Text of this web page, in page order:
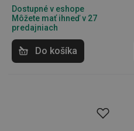
Dostupné v eshope
Môžete mať ihneď v 27
predajniach
Do košíka